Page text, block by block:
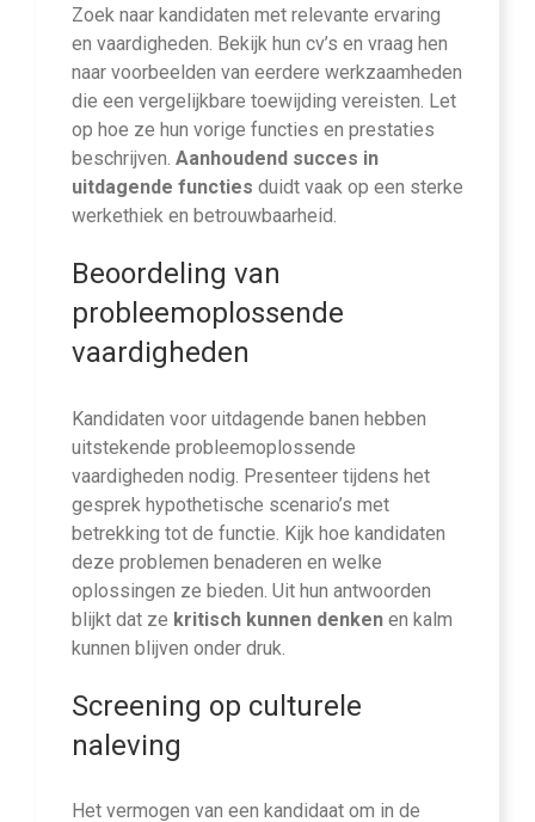
Zoek naar kandidaten met relevante ervaring
en vaardigheden. Bekijk hun cv’s en vraag hen
naar voorbeelden van eerdere werkzaamheden
die een vergelijkbare toewijding vereisten. Let
op hoe ze hun vorige functies en prestaties
beschrijven. Aanhoudend succes in
uitdagende functies duidt vaak op een sterke
werkethiek en betrouwbaarheid.
Beoordeling van
probleemoplossende
vaardigheden
Kandidaten voor uitdagende banen hebben
uitstekende probleemoplossende
vaardigheden nodig. Presenteer tijdens het
gesprek hypothetische scenario’s met
betrekking tot de functie. Kijk hoe kandidaten
deze problemen benaderen en welke
oplossingen ze bieden. Uit hun antwoorden
blijkt dat ze kritisch kunnen denken en kalm
kunnen blijven onder druk.
Screening op culturele
naleving
Het vermogen van een kandidaat om in de